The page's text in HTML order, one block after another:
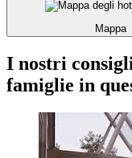
Mappa
I nostri
famiglie in